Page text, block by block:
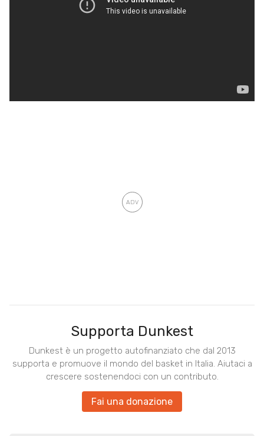
Supporta Dunkest
Dunkest è un progetto autofinanziato che dal 2013
supporta e promuove il mondo del basket in Italia. Aiutaci a
crescere sostenendoci con un contributo.
Fai una donazione